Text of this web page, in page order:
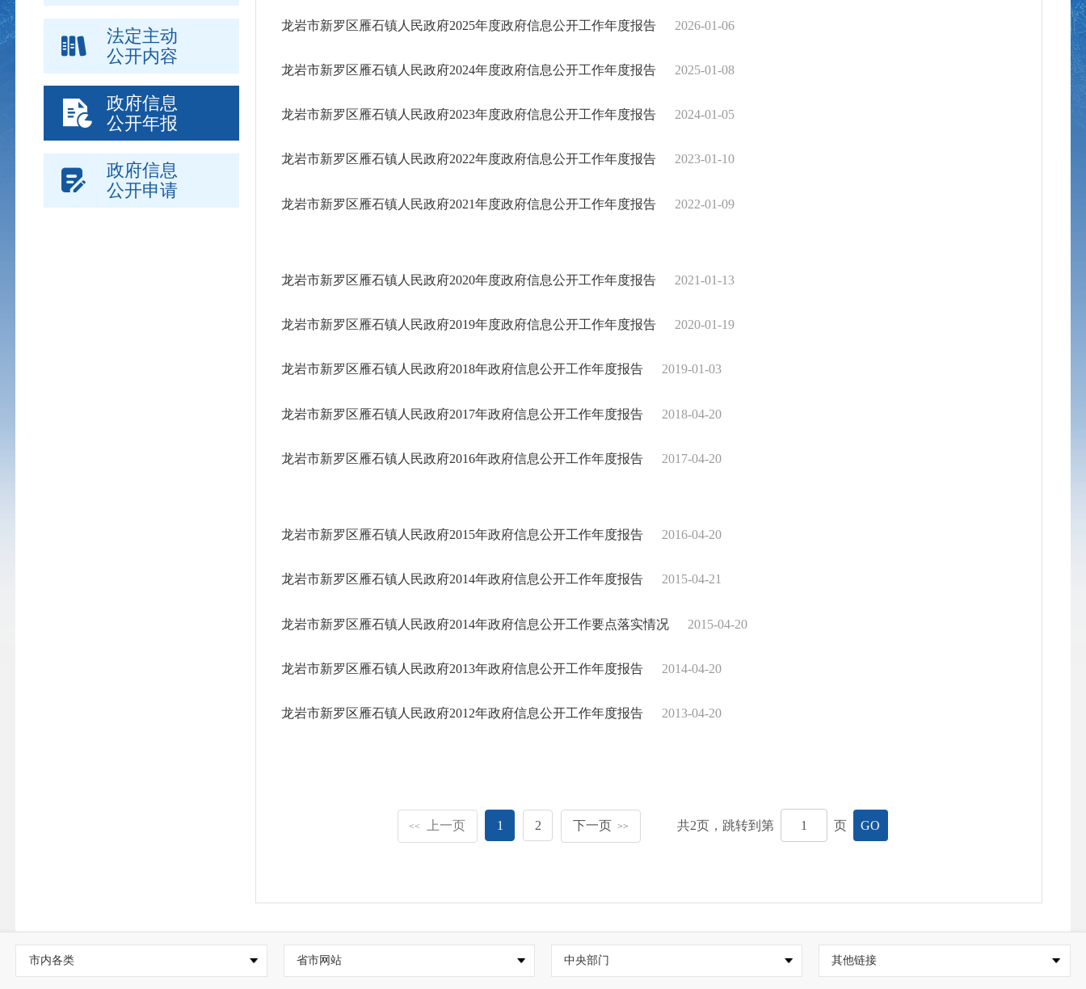
法定主动
公开内容
政府信息
公开年报
政府信息
公开申请
龙岩市新罗区雁石镇人民政府2025年度政府信息公开工作年度报告 2026-01-06
龙岩市新罗区雁石镇人民政府2024年度政府信息公开工作年度报告 2025-01-08
龙岩市新罗区雁石镇人民政府2023年度政府信息公开工作年度报告 2024-01-05
龙岩市新罗区雁石镇人民政府2022年度政府信息公开工作年度报告 2023-01-10
龙岩市新罗区雁石镇人民政府2021年度政府信息公开工作年度报告 2022-01-09
龙岩市新罗区雁石镇人民政府2020年度政府信息公开工作年度报告 2021-01-13
龙岩市新罗区雁石镇人民政府2019年度政府信息公开工作年度报告 2020-01-19
龙岩市新罗区雁石镇人民政府2018年政府信息公开工作年度报告 2019-01-03
龙岩市新罗区雁石镇人民政府2017年政府信息公开工作年度报告 2018-04-20
龙岩市新罗区雁石镇人民政府2016年政府信息公开工作年度报告 2017-04-20
龙岩市新罗区雁石镇人民政府2015年政府信息公开工作年度报告 2016-04-20
龙岩市新罗区雁石镇人民政府2014年政府信息公开工作年度报告 2015-04-21
龙岩市新罗区雁石镇人民政府2014年政府信息公开工作要点落实情况 2015-04-20
龙岩市新罗区雁石镇人民政府2013年政府信息公开工作年度报告 2014-04-20
龙岩市新罗区雁石镇人民政府2012年政府信息公开工作年度报告 2013-04-20
<< 上一页 1 2 下一页 >> 共2页，跳转到第 页 GO
市内各类 省市网站 中央部门 其他链接